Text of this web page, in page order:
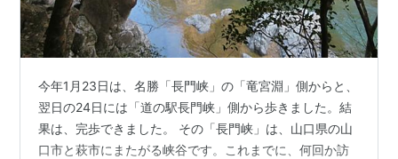
今年1月23日は、名勝「長門峡」の「竜宮淵」側からと、
翌日の24日には「道の駅長門峡」側から歩きました。結
果は、完歩できました。 その「長門峡」は、山口県の山
口市と萩市にまたがる峡谷です。これまでに、何回か訪